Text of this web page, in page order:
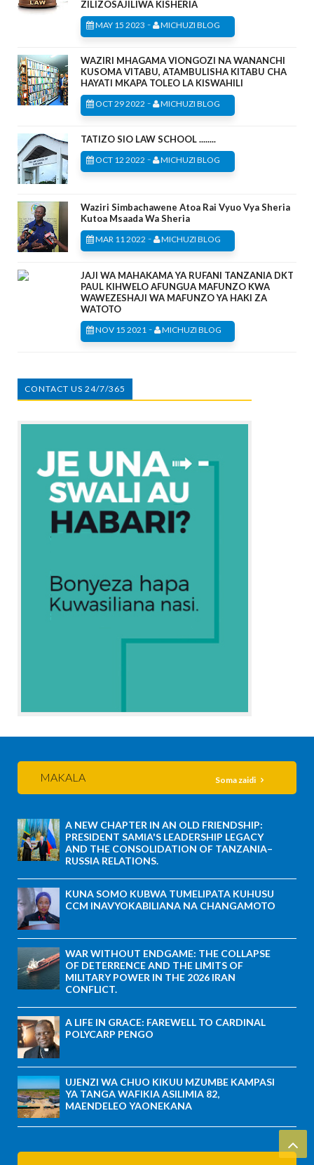
ZILIZOSAJILIWA KISHERIA
MAY 15 2023 - MICHUZI BLOG
WAZIRI MHAGAMA VIONGOZI NA WANANCHI
KUSOMA VITABU, ATAMBULISHA KITABU CHA
HAYATI MKAPA TOLEO LA KISWAHILI
OCT 29 2022 - MICHUZI BLOG
TATIZO SIO LAW SCHOOL ........
OCT 12 2022 - MICHUZI BLOG
Waziri Simbachawene Atoa Rai Vyuo Vya Sheria
Kutoa Msaada Wa Sheria
MAR 11 2022 - MICHUZI BLOG
JAJI WA MAHAKAMA YA RUFANI TANZANIA DKT
PAUL KIHWELO AFUNGUA MAFUNZO KWA
WAWEZESHAJI WA MAFUNZO YA HAKI ZA
WATOTO
NOV 15 2021 - MICHUZI BLOG
CONTACT US 24/7/365
MAKALA Soma zaidi
A NEW CHAPTER IN AN OLD FRIENDSHIP:
PRESIDENT SAMIA'S LEADERSHIP LEGACY
AND THE CONSOLIDATION OF TANZANIA–
RUSSIA RELATIONS.
KUNA SOMO KUBWA TUMELIPATA KUHUSU
CCM INAVYOKABILIANA NA CHANGAMOTO
WAR WITHOUT ENDGAME: THE COLLAPSE
OF DETERRENCE AND THE LIMITS OF
MILITARY POWER IN THE 2026 IRAN
CONFLICT.
A LIFE IN GRACE: FAREWELL TO CARDINAL
POLYCARP PENGO
UJENZI WA CHUO KIKUU MZUMBE KAMPASI
YA TANGA WAFIKIA ASILIMIA 82,
MAENDELEO YAONEKANA